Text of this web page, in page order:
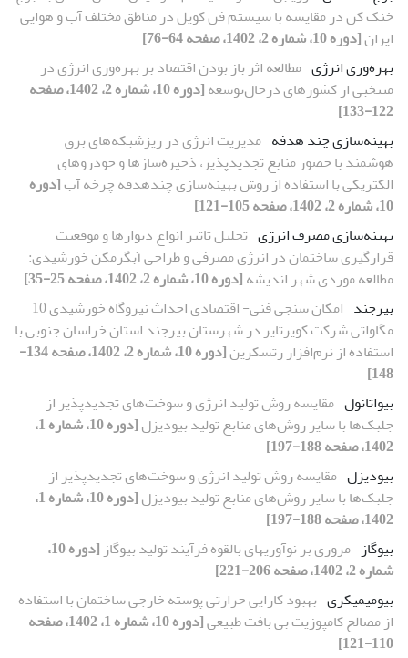
خنک کن در مقایسه با سیستم فن کویل در مناطق مختلف آب و هوایی
ایران[دوره 10، شماره 2، 1402، صفحه 64-76]
بهره‌وری انرژی مطالعه اثر باز بودن اقتصاد بر بهره‌وری انرژی در
منتخبی از کشورهای درحال‌توسعه
[دوره 10، شماره 2، 1402، صفحه
122-133]
بهینه‌سازی چند هدفه مدیریت انرژی در ریزشبکه‌های برق
هوشمند با حضور منابع تجدیدپذیر، ذخیره‌سازها و خودروهای
الکتریکی با استفاده از روش بهینه‌سازی چندهدفه چرخه آب[دوره
10، شماره 2، 1402، صفحه 105-121]
بهینه‌‌سازی مصرف انرژی تحلیل تاثیر انواع دیوارها و موقعیت
قرارگیری ساختمان در انرژی مصرفی و طراحی آبگرمکن خورشیدی:
مطالعه موردی شهر اندیشه[دوره 10، شماره 2، 1402، صفحه 25-35]
بیرجند
امکان سنجی فنی- اقتصادی احداث نیروگاه خورشیدی 10
مگاواتی شرکت کویرتایر در شهرستان بیرجند استان خراسان جنوبی با
استفاده از نرم‌افزار رتسکرین
[دوره 10، شماره 2، 1402، صفحه 134-
148]
بیواتانول مقایسه روش تولید انرژی و سوخت‌های تجدیدپذیر از
جلبک‌ها با سایر روش‌های منابع تولید بیودیزل
[دوره 10، شماره 1،
1402، صفحه 188-197]
بیودیزل مقایسه روش تولید انرژی و سوخت‌های تجدیدپذیر از
جلبک‌ها با سایر روش‌های منابع تولید بیودیزل
[دوره 10، شماره 1،
1402، صفحه 188-197]
بیوگاز مروری بر نوآوری‎های بالقوه فرآیند تولید بیوگاز
[دوره 10،
شماره 2، 1402، صفحه 206-221]
بیومیمیکری بهبود کارایی حرارتی پوسته خارجی ساختمان با استفاده
از مصالح کامپوزیت بی بافت طبیعی
[دوره 10، شماره 1، 1402، صفحه
110-121]